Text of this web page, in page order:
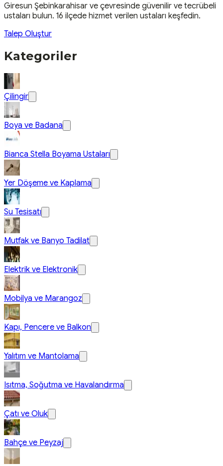
Giresun Şebinkarahisar ve çevresinde güvenilir ve tecrübeli
ustaları bulun. 16 ilçede hizmet verilen ustaları keşfedin.
Talep Oluştur
Kategoriler
Çilingir
Boya ve Badana
Bianca Stella Boyama Ustaları
Yer Döşeme ve Kaplama
Su Tesisatı
Mutfak ve Banyo Tadilat
Elektrik ve Elektronik
Mobilya ve Marangoz
Kapı, Pencere ve Balkon
Yalıtım ve Mantolama
Isıtma, Soğutma ve Havalandırma
Çatı ve Oluk
Bahçe ve Peyzaj